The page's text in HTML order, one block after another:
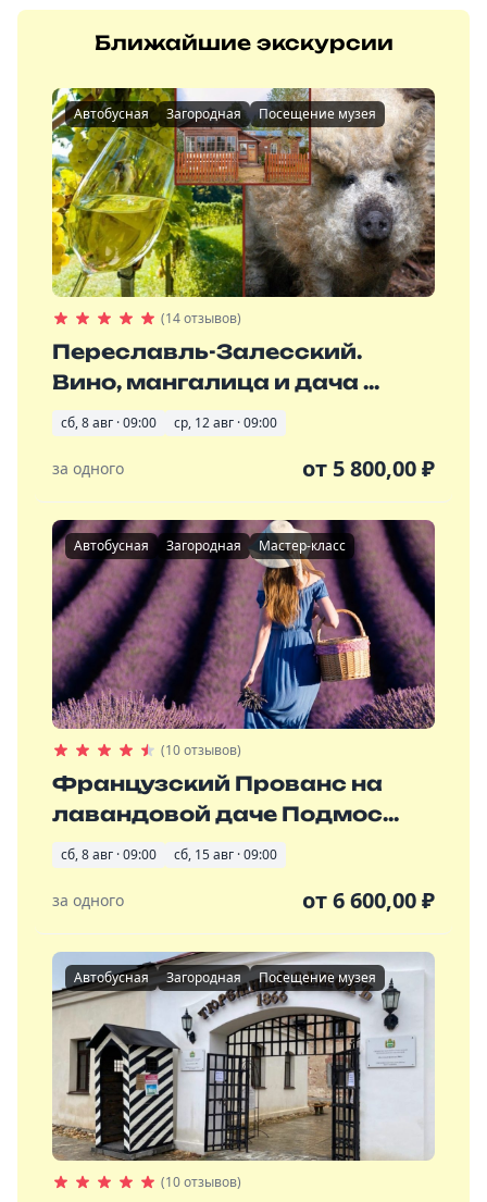
Ближайшие экскурсии
Автобусная Загородная Посещение музея
(14 отзывов)
Переславль-Залесский.
Вино, мангалица и дача ...
сб, 8 авг · 09:00 ср, 12 авг · 09:00
за одного от 5 800,00₽
Автобусная Загородная Мастер-класс
(10 отзывов)
Французский Прованс на
лавандовой даче Подмос...
сб, 8 авг · 09:00 сб, 15 авг · 09:00
за одного от6 600,00₽
Автобусная Загородная Посещение музея
(10 отзывов)